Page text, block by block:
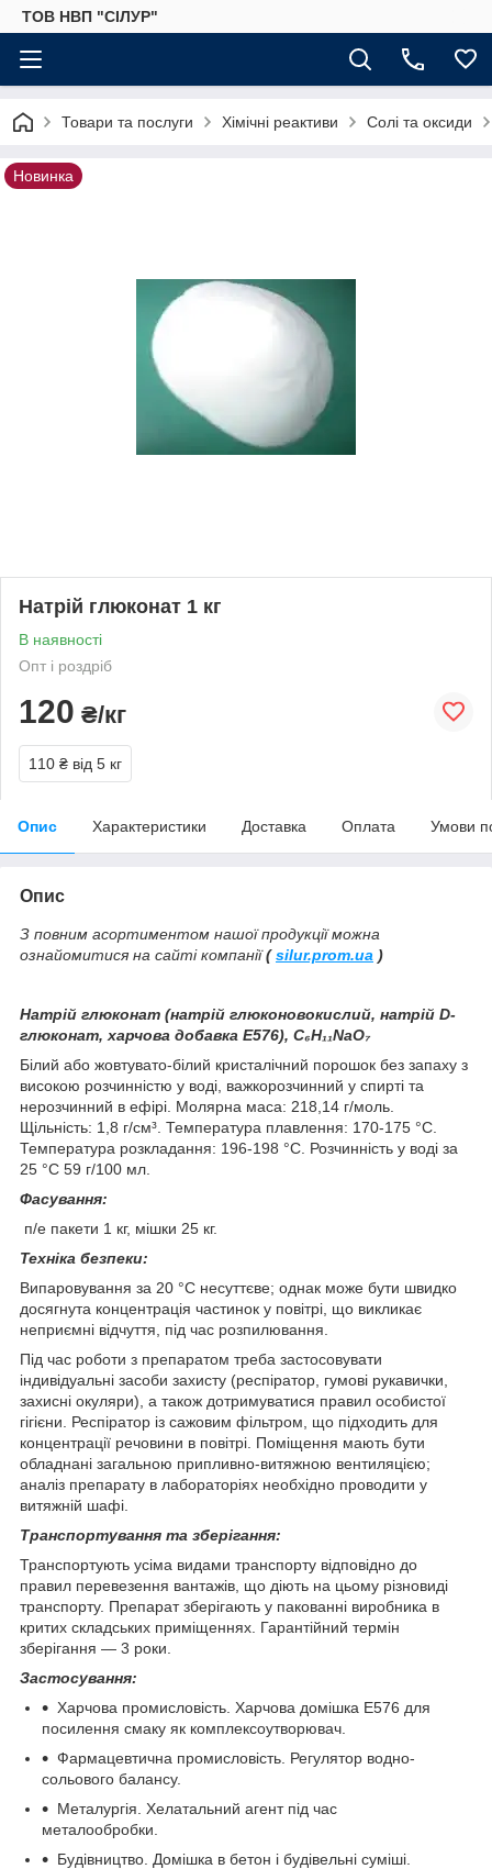
ТОВ НВП "СІЛУР"
Товари та послуги Хімічні реактиви Солі та оксиди
Новинка
Натрій глюконат 1 кг
В наявності
Опт і роздріб
120 ₴/кг
110 ₴ від 5 кг
Опис Характеристики Доставка Оплата Умови
Опис
З повним асортиментом нашої продукції можна
ознайомитися на сайті компанії(silur.prom.ua )
Натрій глюконат (натрій глюконовокислий, натрій D-
глюконат, харчова добавка Е576), C₆H₁₁NaO₇
Білий або жовтувато-білий кристалічний порошок без запаху з
високою розчинністю у воді, важкорозчинний у спирті та
нерозчинний в ефірі. Молярна маса: 218,14 г/моль.
Щільність: 1,8 г/см³. Температура плавлення: 170-175 °C.
Температура розкладання: 196-198 °C. Розчинність у воді за
25 °C 59 г/100 мл.
Фасування:
п/е пакети 1 кг, мішки 25 кг.
Техніка безпеки:
Випаровування за 20 °C несуттєве; однак може бути швидко
досягнута концентрація частинок у повітрі, що викликає
неприємні відчуття, під час розпилювання.
Під час роботи з препаратом треба застосовувати
індивідуальні засоби захисту (респіратор, гумові рукавички,
захисні окуляри), а також дотримуватися правил особистої
гігієни. Респіратор із сажовим фільтром, що підходить для
концентрації речовини в повітрі. Поміщення мають бути
обладнані загальною припливно-витяжною вентиляцією;
аналіз препарату в лабораторіях необхідно проводити у
витяжній шафі.
Транспортування та зберігання:
Транспортують усіма видами транспорту відповідно до
правил перевезення вантажів, що діють на цьому різновиді
транспорту. Препарат зберігають у пакованні виробника в
критих складських приміщеннях. Гарантійний термін
зберігання — 3 роки.
Застосування:
Харчова промисловість. Харчова домішка Е576 для
посилення смаку як комплексоутворювач.
Фармацевтична промисловість. Регулятор водно-
сольового балансу.
Металургія. Хелатальний агент під час
металообробки.
Будівництво. Домішка в бетон і будівельні суміші.